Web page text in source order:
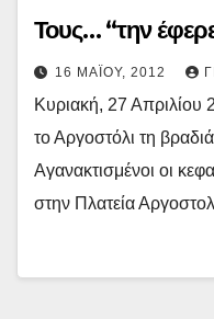
Τους… “την
16 ΜΑΪ́ΟΥ, 2012
Κυριακή, 27
το Αργοστόλι τη
Αγανακτισμένοι οι
στην Πλατεία